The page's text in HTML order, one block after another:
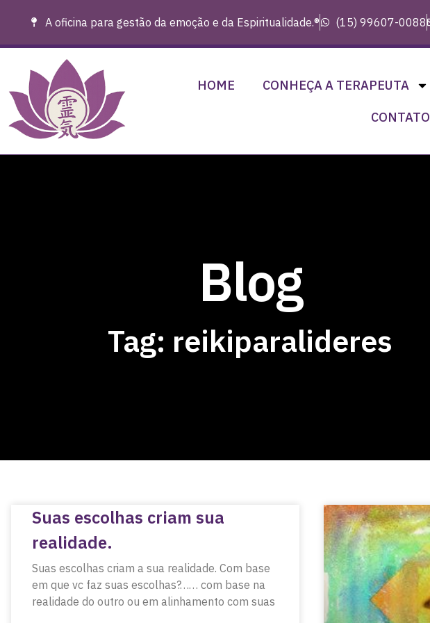
A oficina para gestão da emoção e da Espiritualidade.® (15) 99607-0088
HOME CONHEÇA A TERAPEUTA
CONTATO
Blog
Tag: reikiparalideres
Suas escolhas criam sua
realidade.
Suas escolhas criam a sua realidade. Com base
em que vc faz suas escolhas?…… com base na
realidade do outro ou em alinhamento com suas